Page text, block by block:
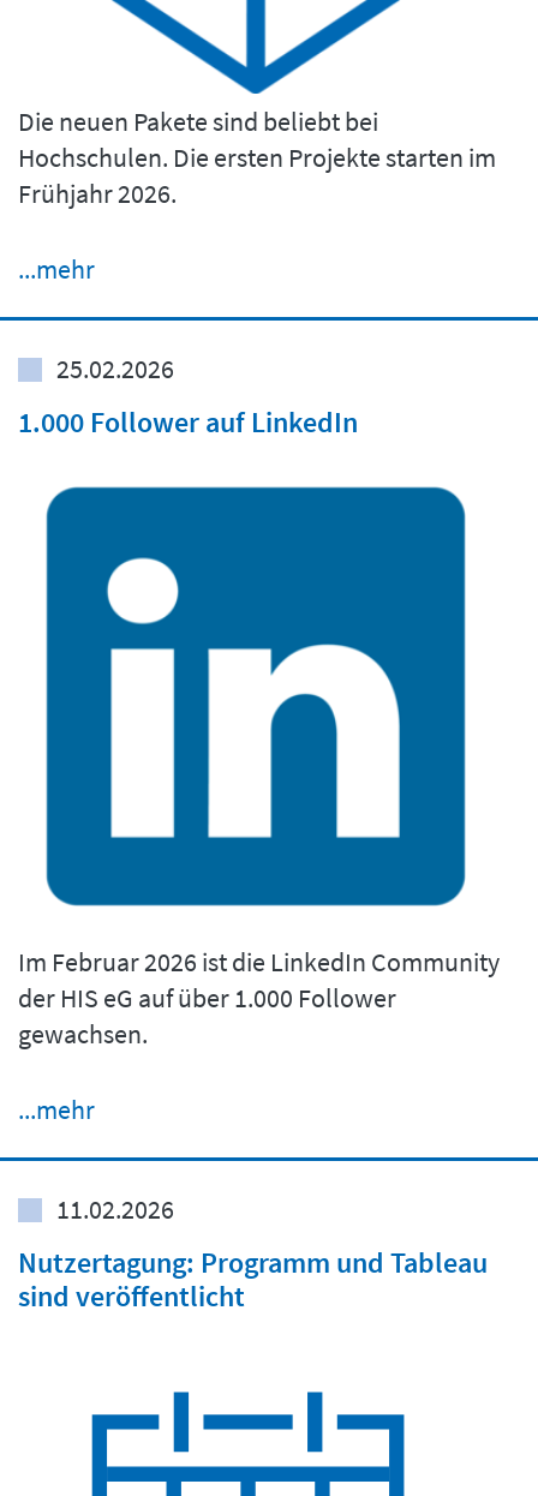
Die neuen Pakete sind beliebt bei
Hochschulen. Die ersten Projekte starten im
Frühjahr 2026.
...mehr
25.02.2026
1.000 Follower auf LinkedIn
Im Februar 2026 ist die LinkedIn Community
der HIS eG auf über 1.000 Follower
gewachsen.
...mehr
11.02.2026
Nutzertagung: Programm und Tableau
sind veröffentlicht